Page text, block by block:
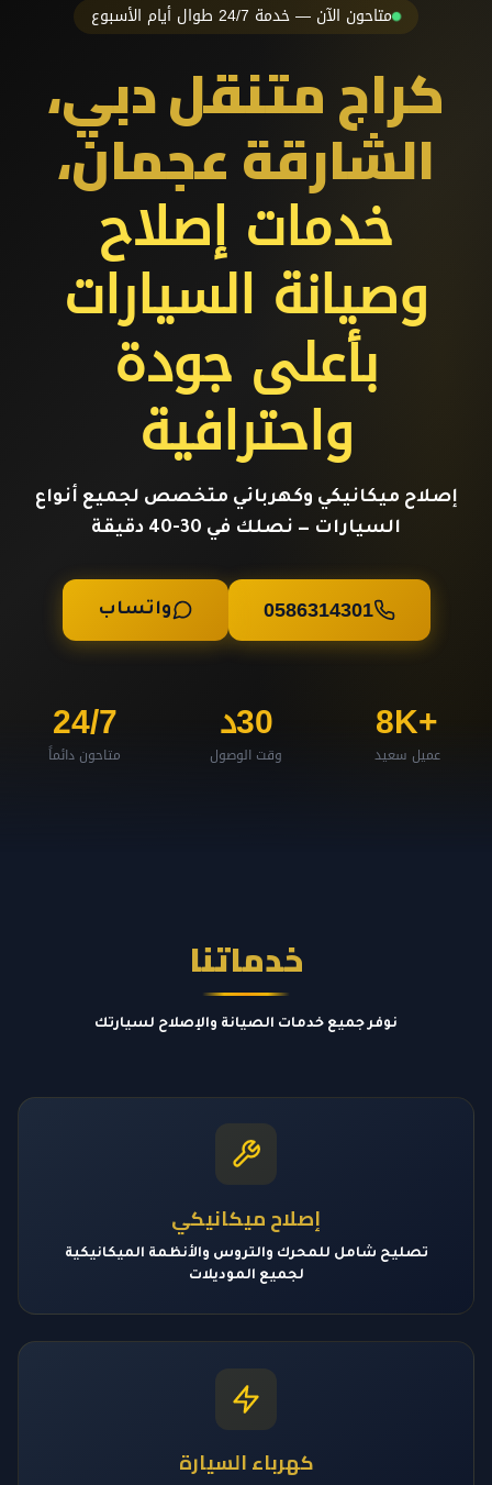
متاحون الآن — خدمة 24/7 طوال أيام الأسبوع
كراج متنقل دبي،
الشارقة عجمان،
خدمات إصلاح
وصيانة السيارات
بأعلى جودة
واحترافية
إصلاح ميكانيكي وكهربائي متخصص لجميع أنواع
السيارات — نصلك في 30-40 دقيقة
0586314301 واتساب
+8K
عميل سعيد
30د
وقت الوصول
24/7
متاحون دائماً
خدماتنا
نوفر جميع خدمات الصيانة والإصلاح لسيارتك
إصلاح ميكانيكي
تصليح شامل للمحرك والتروس والأنظمة الميكانيكية
لجميع الموديلات
كهرباء السيارة